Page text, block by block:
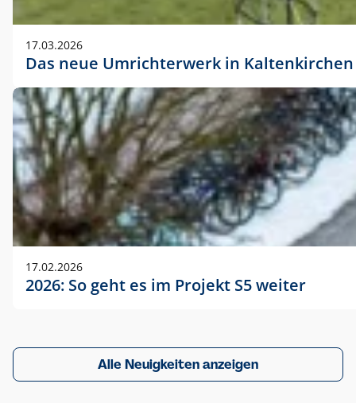
17.03.2026
Das neue Umrichterwerk in Kaltenkirchen
17.02.2026
2026: So geht es im Projekt S5 weiter
Alle Neuigkeiten anzeigen